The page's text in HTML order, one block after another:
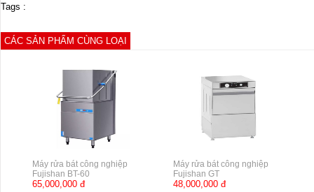
Tags :
CÁC SẢN PHẨM CÙNG LOẠI
Máy rửa bát công nghiệp
Fujishan BT-60
65,000,000 đ
Máy rửa bát công nghiệp
Fujishan GT
48,000,000 đ